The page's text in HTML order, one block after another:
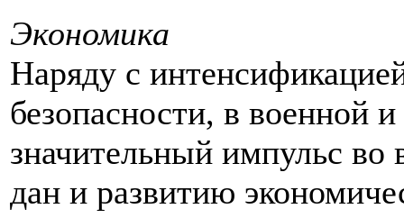
Экономика
Наряду с
безопасности, в военной
значительный импульс во
дан и развитию